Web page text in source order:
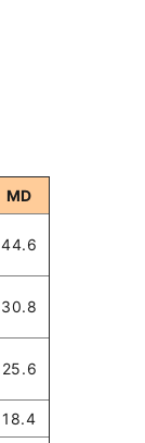
MD
44.6
30.8
25.6
18.4